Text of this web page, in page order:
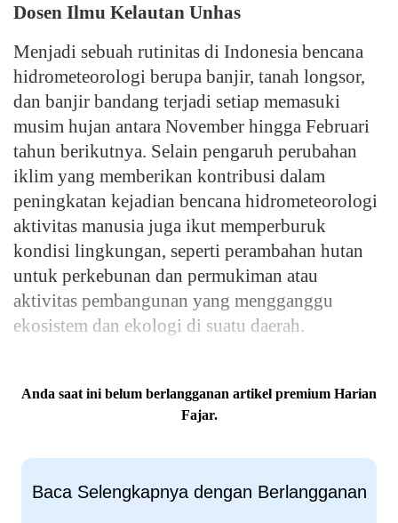
Dosen Ilmu Kelautan Unhas
Menjadi sebuah rutinitas di Indonesia bencana
hidrometeorologi berupa banjir, tanah longsor,
dan banjir bandang terjadi setiap memasuki
musim hujan antara November hingga Februari
tahun berikutnya. Selain pengaruh perubahan
iklim yang memberikan kontribusi dalam
peningkatan kejadian bencana hidrometeorologi
aktivitas manusia juga ikut memperburuk
kondisi lingkungan, seperti perambahan hutan
untuk perkebunan dan permukiman atau
aktivitas pembangunan yang mengganggu
ekosistem dan ekologi di suatu daerah.
Anda saat ini belum berlangganan artikel premium Harian
Fajar.
Baca Selengkapnya dengan Berlangganan